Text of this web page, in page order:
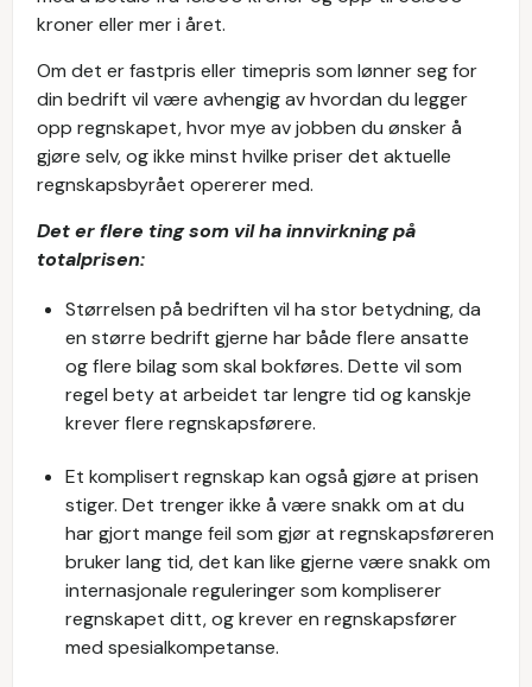
kroner eller mer i året.
Om det er fastpris eller timepris som lønner seg for
din bedrift vil være avhengig av hvordan du legger
opp regnskapet, hvor mye av jobben du ønsker å
gjøre selv, og ikke minst hvilke priser det aktuelle
regnskapsbyrået opererer med.
Det er flere ting som vil ha innvirkning på
totalprisen:
Størrelsen på bedriften vil ha stor betydning, da
en større bedrift gjerne har både flere ansatte
og flere bilag som skal bokføres. Dette vil som
regel bety at arbeidet tar lengre tid og kanskje
krever flere regnskapsførere.
Et komplisert regnskap kan også gjøre at prisen
stiger. Det trenger ikke å være snakk om at du
har gjort mange feil som gjør at regnskapsføreren
bruker lang tid, det kan like gjerne være snakk om
internasjonale reguleringer som kompliserer
regnskapet ditt, og krever en regnskapsfører
med spesialkompetanse.